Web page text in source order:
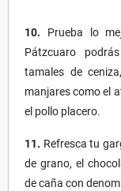
10. Prueba lo
Pátzcuaro
tamales de
manjares como el
el pollo placero.
11. Refresca tu
de grano, el
de caña con